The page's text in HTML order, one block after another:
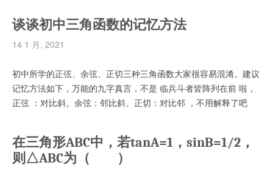
谈谈初中三角函数的记忆方法
14 1 月, 2021
初中所学的正弦、余弦、正切三种三角函数大家很容易混淆。建议
记忆方法如下，万能的九字真言，不是 临兵斗者皆阵列在前 啦，
正弦 ：对比斜。余弦：邻比斜。正切：对比邻 ，不用解释了吧
在三角形ABC中，若tanA=1，sinB=1/2，
则△ABC为（ ）